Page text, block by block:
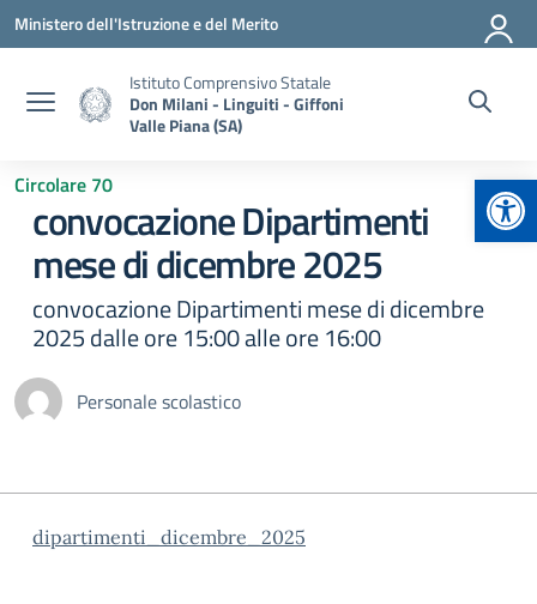
Vai ai contenuti
Vai al menu di navigazione
Vai al footer
Ministero dell'Istruzione e del Merito
Istituto Comprensivo Statale
Don Milani - Linguiti - Giffoni
Valle Piana (SA)
Circolare 70
convocazione Dipartimenti
mese di dicembre 2025
convocazione Dipartimenti mese di dicembre
2025 dalle ore 15:00 alle ore 16:00
Personale scolastico
dipartimenti_dicembre_2025